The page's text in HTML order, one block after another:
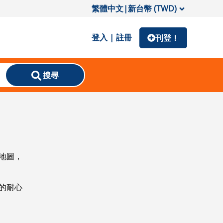
繁體中文|新台幣 (TWD)
登入 | 註冊 刊登！
搜尋
圖，
耐心